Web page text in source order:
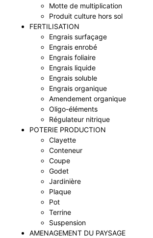
Motte de multiplication
Produit culture hors sol
FERTILISATION
Engrais surfaçage
Engrais enrobé
Engrais foliaire
Engrais liquide
Engrais soluble
Engrais organique
Amendement organique
Oligo-éléments
Régulateur nitrique
POTERIE PRODUCTION
Clayette
Conteneur
Coupe
Godet
Jardinière
Plaque
Pot
Terrine
Suspension
AMENAGEMENT DU PAYSAGE